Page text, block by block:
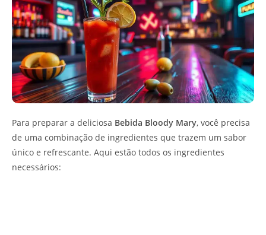
Para preparar a deliciosa Bebida Bloody Mary, você precisa
de uma combinação de ingredientes que trazem um sabor
único e refrescante. Aqui estão todos os ingredientes
necessários: